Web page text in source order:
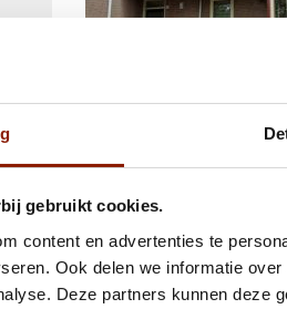
gebruikt cookies.
content en advertenties te
Ook delen we informatie
Deze partners kunnen deze